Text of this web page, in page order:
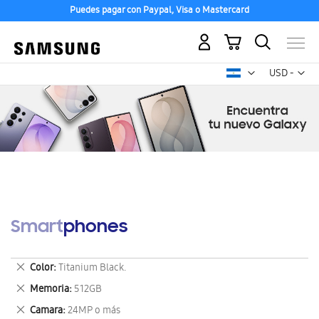
Puedes pagar con Paypal, Visa o Mastercard
USD -
dólar
Mi carrito
Smartphones
Color Titanium Black.
Eliminar
este
artículo
Memoria 512GB
Eliminar
este
Camara 24MP o más
Eliminar